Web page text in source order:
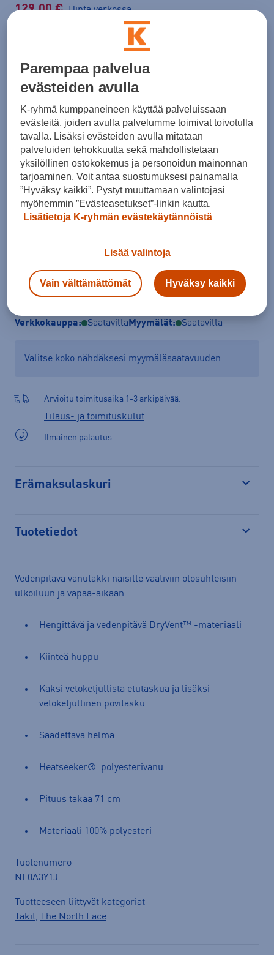
129,00 € Hinta verkossa
Lisätietoa
Väri Musta
Koko
XS S M L XL
Kokotaulukko
Tarkista saatavuus ja tilaa myymälästä
Verkkokauppa: Saatavilla Myymälät: Saatavilla
Valitse koko nähdäksesi myymäläsaatavuuden.
Arvioitu toimitusaika 1-3 arkipäivää.
Tilaus- ja toimituskulut
Ilmainen palautus
Erämaksulaskuri
Tuotetiedot
Vedenpitävä vanutakki naisille vaativiin olosuhteisiin
ulkoiluun ja vapaa-aikaan.
Hengittävä ja vedenpitävä DryVent™ -materiaali
Kiinteä huppu
Kaksi vetoketjullista etutaskua ja lisäksi
vetoketjullinen povitasku
Säädettävä helma
Heatseeker® polyesterivanu
Pituus takaa 71 cm
Materiaali 100% polyesteri
Tuotenumero
NF0A3Y1J
Tuotteeseen liittyvät kategoriat
Takit, The North Face
Parempaa palvelua
evästeiden avulla
K-ryhmä kumppaneineen käyttää palveluissaan
evästeitä, joiden avulla palvelumme toimivat toivotulla
tavalla. Lisäksi evästeiden avulla mitataan
palveluiden tehokkuutta sekä mahdollistetaan
yksilöllinen ostokokemus ja personoidun mainonnan
tarjoaminen. Voit antaa suostumuksesi painamalla
”Hyväksy kaikki”. Pystyt muuttamaan valintojasi
myöhemmin ”Evästeasetukset”-linkin kautta.
Lisätietoja K-ryhmän evästekäytännöistä
Lisää valintoja
Vain välttämättömät Hyväksy kaikki